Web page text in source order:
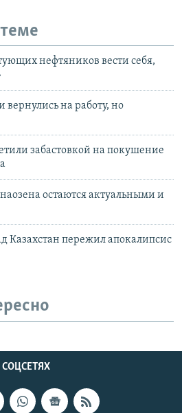
нефтяников вести себя,
на работу, но
забастовкой на покушение
остаются актуальными и
Казахстан пережил апокалипсис